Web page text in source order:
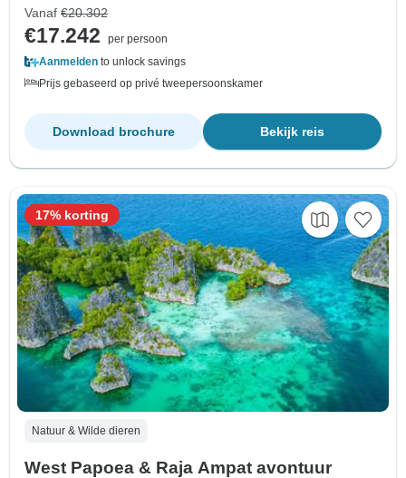
Vanaf €20.302
€17.242
per persoon
Aanmelden to unlock savings
Prijs gebaseerd op privé tweepersoonskamer
Bekijk reis
Download brochure
Natuur & Wilde dieren
West Papoea & Raja Ampat avontuur
17% korting